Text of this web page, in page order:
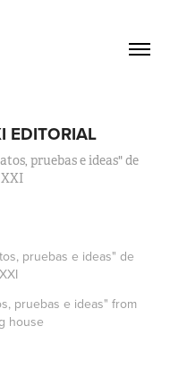
EDITORIAL
pruebas e ideas" de
pruebas e ideas" de
pruebas e ideas" from
house